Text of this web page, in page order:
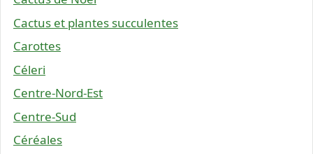
Cactus et plantes succulentes
Carottes
Céleri
Centre-Nord-Est
Centre-Sud
Céréales